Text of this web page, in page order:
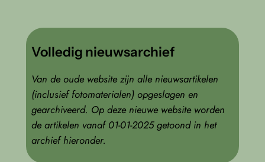
Volledig nieuwsarchief
Van de oude website zijn alle nieuwsartikelen
(inclusief fotomaterialen) opgeslagen en
gearchiveerd. Op deze nieuwe website worden
de artikelen vanaf 01-01-2025 getoond in het
archief hieronder.